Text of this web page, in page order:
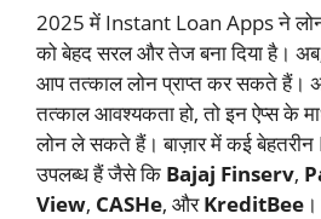
2025 में Instant Loan Apps ने लोन
को बेहद सरल और तेज बना दिया है।
आप तत्काल लोन प्राप्त कर सकते हैं।
तत्काल आवश्यकता हो, तो इन ऐप्स के
लोन ले सकते हैं। बाज़ार में कई
उपलब्ध हैं जैसे कि Bajaj Finserv,
View, CASHe, औरKreditBee